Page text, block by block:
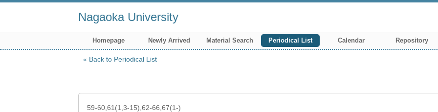
Nagaoka University
Homepage Newly Arrived Material Search Periodical List Calendar Repository
Back to Periodical List
59-60,61(1,3-15),62-66,67(1-)